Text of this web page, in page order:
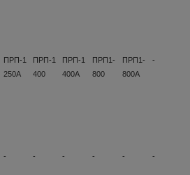
ПРП-1
250А
ПРП-1
400
ПРП-1
400А
ПРП1-
800
ПРП1-
800А
-
- - - - - -